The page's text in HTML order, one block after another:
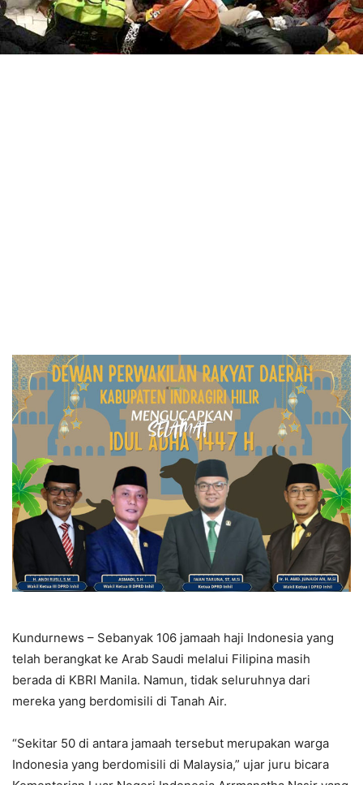
Kundurnews – Sebanyak 106 jamaah haji Indonesia yang
telah berangkat ke Arab Saudi melalui Filipina masih
berada di KBRI Manila. Namun, tidak seluruhnya dari
mereka yang berdomisili di Tanah Air.
“Sekitar 50 di antara jamaah tersebut merupakan warga
Indonesia yang berdomisili di Malaysia,” ujar juru bicara